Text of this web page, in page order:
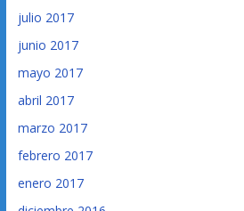
julio 2017
junio 2017
mayo 2017
abril 2017
marzo 2017
febrero 2017
enero 2017